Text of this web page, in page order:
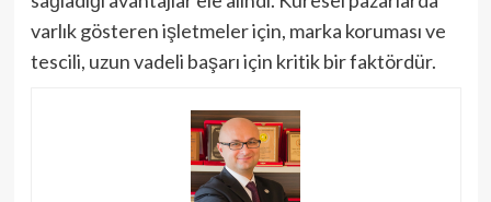
varlık gösteren işletmeler için, marka koruması ve
tescili, uzun vadeli başarı için kritik bir faktördür.